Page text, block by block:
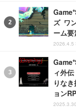
ズ ワ
ーム要
2026.4.5
ィ外
りな
ョン